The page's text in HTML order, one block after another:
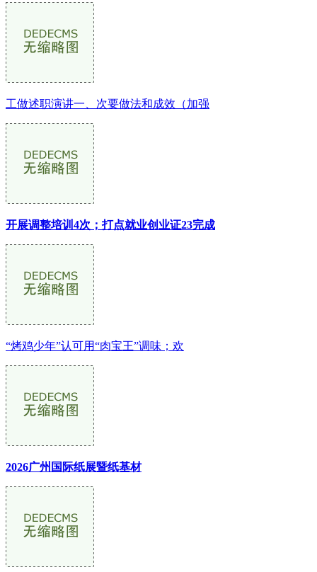
工做述职演讲一、次要做法和成效（加强
开展调整培训4次；打点就业创业证23完成
“烤鸡少年”认可用“肉宝王”调味；欢
2026广州国际纸展暨纸基材